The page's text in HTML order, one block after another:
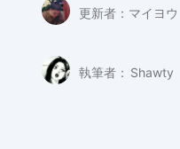
更新者： マイヨウ
執筆者： Shawty